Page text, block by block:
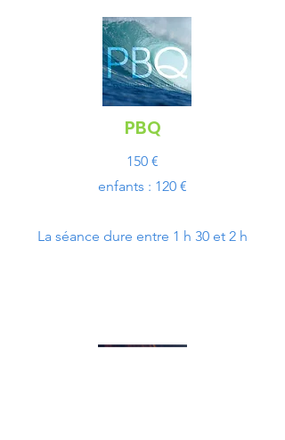
PBQ
150 €
enfants : 120 €
La séance dure entre 1 h 30 et 2 h